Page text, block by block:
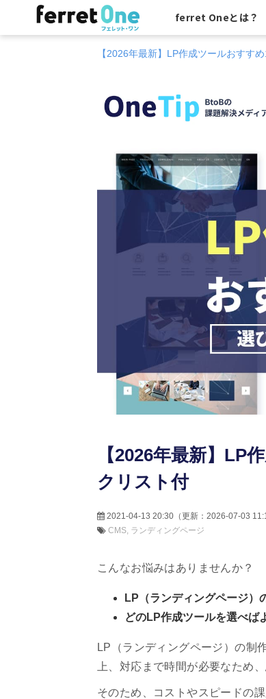
ferret Oneとは？
【2026年最新】LP作成ツールおすす
【2026年最新】LP
クリスト付
2021-04-13 20:30 （更新： 2026-07-03
CMS ランディングページ
こんなお悩みはありませんか？
LP（ランディングページ）
どのLP作成ツールを選べば
LP（ランディングページ）の制
上、対応まで時間が必要なため
そのため、コストやスピードの